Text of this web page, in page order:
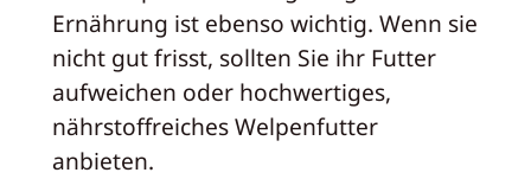
Ernährung ist ebenso wichtig. Wenn sie
nicht gut frisst, sollten Sie ihr Futter
aufweichen oder hochwertiges,
nährstoffreiches Welpenfutter
anbieten.